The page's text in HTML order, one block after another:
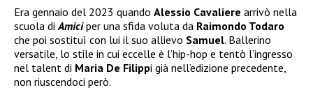
Era gennaio del 2023 quando Alessio Cavaliere arrivò nella
scuola diAmiciper una sfida voluta da Raimondo Todaro
che poi sostituì con lui il suo allievo Samuel. Ballerino
versatile, lo stile in cui eccelle è l’hip-hop e tentò l’ingresso
nel talent di Maria De Filippi già nell’edizione precedente,
non riuscendoci però.